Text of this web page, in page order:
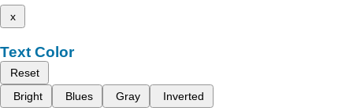
x
Text Color
Reset
Bright
Blues Gray Inverted